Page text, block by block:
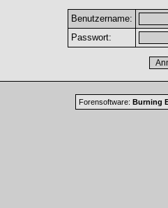
Benutzername:
Passwort:
Forensoftware: Burning